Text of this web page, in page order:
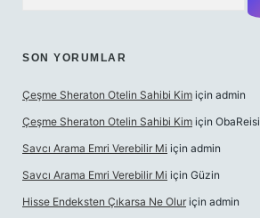
SON YORUMLAR
Çeşme Sheraton Otelin Sahibi Kim için admin
Çeşme Sheraton Otelin Sahibi Kim için ObaReisi
Savcı Arama Emri Verebilir Mi için admin
Savcı Arama Emri Verebilir Mi için Güzin
Hisse Endeksten Çıkarsa Ne Olur için admin